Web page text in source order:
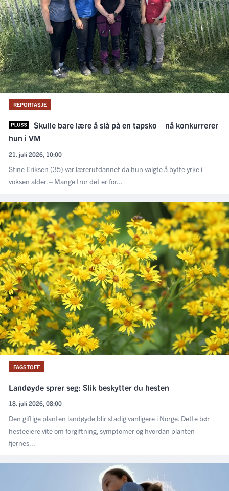
REPORTASJE
Skulle bare lære å slå på en tapsko – nå konkurrerer
hun i VM
21. juli 2026, 10:00
Stine Eriksen (35) var lærerutdannet da hun valgte å bytte yrke i
voksen alder. – Mange tror det er for...
FAGSTOFF
Landøyde sprer seg: Slik beskytter du hesten
18. juli 2026, 08:00
Den giftige planten landøyde blir stadig vanligere i Norge. Dette bør
hesteeiere vite om forgiftning, symptomer og hvordan planten
fjernes...